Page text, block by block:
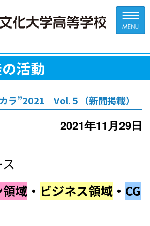
活動
ラ”2021 Vol.５（新聞掲載）
2021年11月29日
域 ・ ビジネス領域 ・ CG